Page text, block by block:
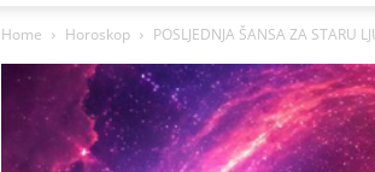
Home Horoskop POSLJEDNJA ŠANSA ZA STARU